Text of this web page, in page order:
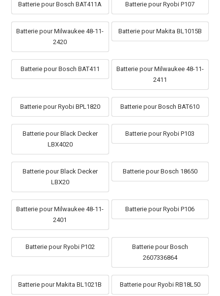
Batterie pour Bosch BAT411A Batterie pour Ryobi P107
Batterie pour Milwaukee 48-11-
2420
Batterie pour Makita BL1015B
Batterie pour Bosch BAT411
Batterie pour Milwaukee 48-11-
2411
Batterie pour Ryobi BPL1820 Batterie pour Bosch BAT610
Batterie pour Black Decker
LBX4020
Batterie pour Ryobi P103
Batterie pour Black Decker
LBX20
Batterie pour Bosch 18650
Batterie pour Milwaukee 48-11-
2401
Batterie pour Ryobi P106
Batterie pour Ryobi P102
Batterie pour Bosch
2607336864
Batterie pour Makita BL1021B Batterie pour Ryobi RB18L50